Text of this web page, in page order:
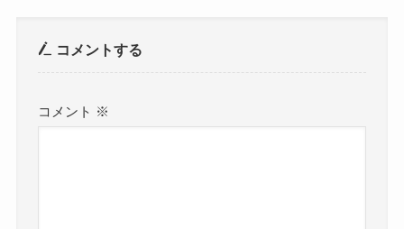
コメントする
コメント ※